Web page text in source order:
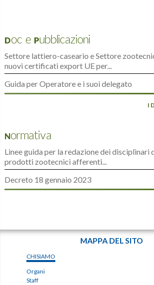
Doc e Pubblicazioni
Settore lattiero-caseario e Settore
nuovi certificati export UE per...
Guida per Operatore e i suoi delegato
I
Normativa
Linee guida per la redazione dei disciplinari
prodotti zootecnici afferenti...
Decreto 18 gennaio 2023
MAPPA DEL SITO
CHISIAMO
Organi
Staff